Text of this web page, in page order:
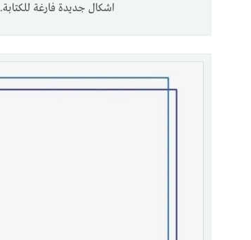
اشكال جديدة فارغة للكتابة.